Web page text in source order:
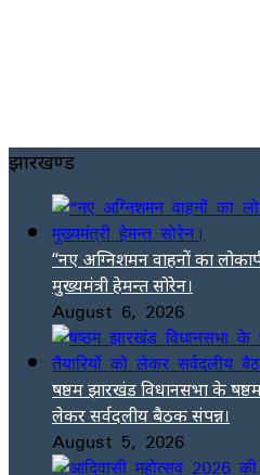
झारखण्ड
“नए अग्निशमन वाहनों का
मुख्यमंत्री हेमन्त सोरेन।
August 6, 2026
षष्ठम झारखंड विधानसभा के
लेकर सर्वदलीय बैठक संपन्न।
August 5, 2026